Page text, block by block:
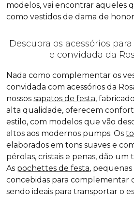
modelos, vai encontrar aqueles
como vestidos de dama de honor
Descubra os acessórios
e convidada da
Nada como complementar os
convidada com acessórios da
nossossapatos de festa,
alta qualidade, oferecem
estilo, com modelos que vão
altos aos modernos pumps. Os
elaborados em tons suaves e
pérolas, cristais e penas, dão
As pochettes de festa, pequenas
concebidas para complementar
sendo ideais para transportar o